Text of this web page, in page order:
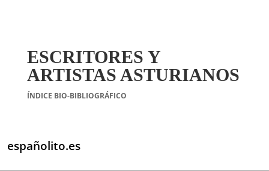
ESCRITORES Y
ARTISTAS ASTURIANOS
ÍNDICE BIO-BIBLIOGRÁFICO
españolito.es